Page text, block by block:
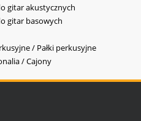
gitar akustycznych
gitar basowych
/ Pałki perkusyjne
/ Cajony